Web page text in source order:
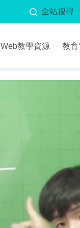
全站搜尋
Web教學資源 教